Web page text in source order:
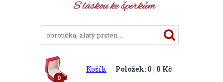
0
Košík Položek: 0 | 0 Kč